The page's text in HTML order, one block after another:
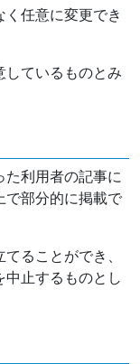
任意に変更でき
しているものとみ
た利用者の記事に
で部分的に掲載で
ることができ、
中止するものとし